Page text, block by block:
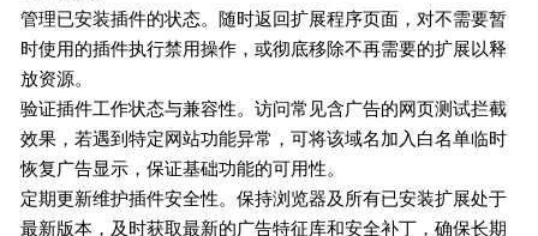
管理已安装插件的状态。随时返回扩展程序页面，对不需要暂
时使用的插件执行禁用操作，或彻底移除不再需要的扩展以释
放资源。
验证插件工作状态与兼容性。访问常见含广告的网页测试拦截
效果，若遇到特定网站功能异常，可将该域名加入白名单临时
恢复广告显示，保证基础功能的可用性。
定期更新维护插件安全性。保持浏览器及所有已安装扩展处于
最新版本，及时获取最新的广告特征库和安全补丁，确保长期